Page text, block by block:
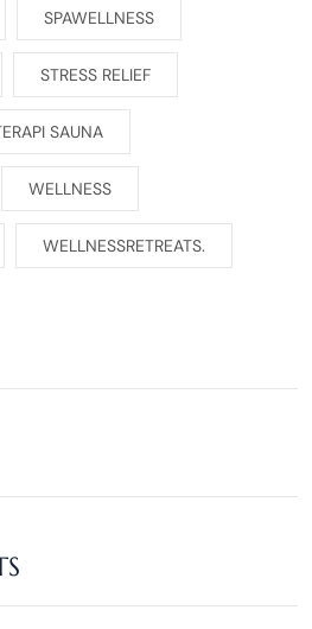
SPAWELLNESS
STRESS RELIEF
SAUNA
WELLNESS
WELLNESSRETREATS.